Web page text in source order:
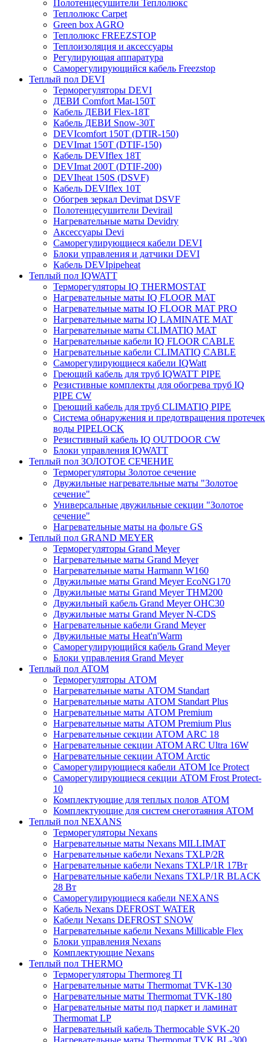
Полотенцесушители Теплолюкс
Теплолюкс Carpet
Green box AGRO
Теплолюкс FREEZSTOP
Теплоизоляция и аксессуары
Регулирующая аппаратура
Cаморегулирующийся кабель Freezstop
Теплый пол DEVI
Терморегуляторы DEVI
ДЕВИ Comfort Mat-150T
Кабель ДЕВИ Flex-18T
Кабель ДЕВИ Snow-30T
DEVIcomfort 150T (DTIR-150)
DEVImat 150T (DTIF-150)
Кабель DEVIflex 18T
DEVImat 200T (DTIF-200)
DEVIheat 150S (DSVF)
Кабель DEVIflex 10T
Обогрев зеркал Devimat DSVF
Полотенцесушители Devirail
Нагревательные маты Devidry
Аксессуары Devi
Саморегулирующиеся кабели DEVI
Блоки управления и датчики DEVI
Кабель DEVIpipeheat
Теплый пол IQWATT
Терморегуляторы IQ THERMOSTAT
Нагревательные маты IQ FLOOR MAT
Нагревательные маты IQ FLOOR MAT PRO
Нагревательные маты IQ LAMINATE MAT
Нагревательные маты CLIMATIQ MAT
Нагревательные кабели IQ FLOOR CABLE
Нагревательные кабели CLIMATIQ CABLE
Саморегулирующиеся кабели IQWatt
Греющий кабель для труб IQWATT PIPE
Резистивные комплекты для обогрева труб IQ
PIPE CW
Греющий кабель для труб CLIMATIQ PIPE
Система обнаружения и предотвращения протечек
воды PIPELOCK
Резистивный кабель IQ OUTDOOR CW
Блоки управления IQWATT
Теплый пол ЗОЛОТОЕ СЕЧЕНИЕ
Терморегуляторы Золотое сечение
Двужильные нагревательные маты "Золотое
сечение"
Универсальные двужильные секции "Золотое
сечение"
Нагревательные маты на фольге GS
Теплый пол GRAND MEYER
Терморегуляторы Grand Meyer
Нагревательные маты Grand Meyer
Нагревательные маты Harmann W160
Двужильные маты Grand Meyer EcoNG170
Двужильные маты Grand Meyer THM200
Двужильный кабель Grand Meyer OHC30
Двужильные маты Grand Meyer N-CDS
Нагревательные кабели Grand Meyer
Двужильные маты Heat'n'Warm
Саморегулирующийся кабель Grand Meyer
Блоки управления Grand Meyer
Теплый пол ATOM
Терморегуляторы АТОМ
Нагревательные маты АТОМ Standart
Нагревательные маты АТОМ Standart Plus
Нагревательные маты АТОМ Premium
Нагревательные маты АТОМ Premium Plus
Нагревательные секции АТОМ ARC 18
Нагревательные секции ATOM ARC Ultra 16W
Нагревательные секции АТОМ Arctic
Саморегулирующиеся кабели ATOM Ice Protect
Саморегулирующиеся секции ATOM Frost Protect-
10
Комплектующие для теплых полов ATOM
Комплектующие для систем снеготаяния ATOM
Теплый пол NEXANS
Терморегуляторы Nexans
Нагревательные маты Nexans MILLIMAT
Нагревательные кабели Nexans TXLP/2R
Нагревательные кабели Nexans TXLP/1R 17Вт
Нагревательные кабели Nexans TXLP/1R BLACK
28 Вт
Саморегулирующиеся кабели NEXANS
Кабель Nexans DEFROST WATER
Кабели Nexans DEFROST SNOW
Нагревательные кабели Nexans Millicable Flex
Блоки управления Nexans
Комплектующие Nexans
Теплый пол THERMO
Терморегуляторы Thermoreg TI
Нагревательные маты Thermomat TVK-130
Нагревательные маты Thermomat TVK-180
Нагревательные маты под паркет и ламинат
Thermomat LP
Нагревательный кабель Thermocable SVK-20
Нагревательные маты Thermomat TVK BL-300